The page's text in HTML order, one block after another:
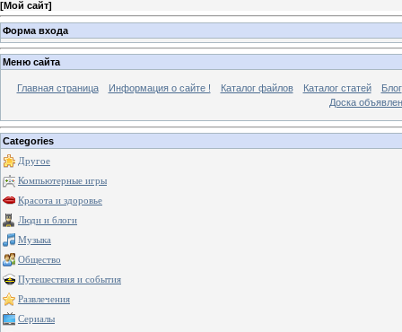
[Мой сайт]
Форма входа
Меню сайта
Главная страница Информация о сайте ! Каталог файлов Каталог статей
Блог
Доска
Categories
Другое
Компьютерные игры
Красота и здоровье
Люди и блоги
Музыка
Общество
Путешествия и события
Развлечения
Сериалы